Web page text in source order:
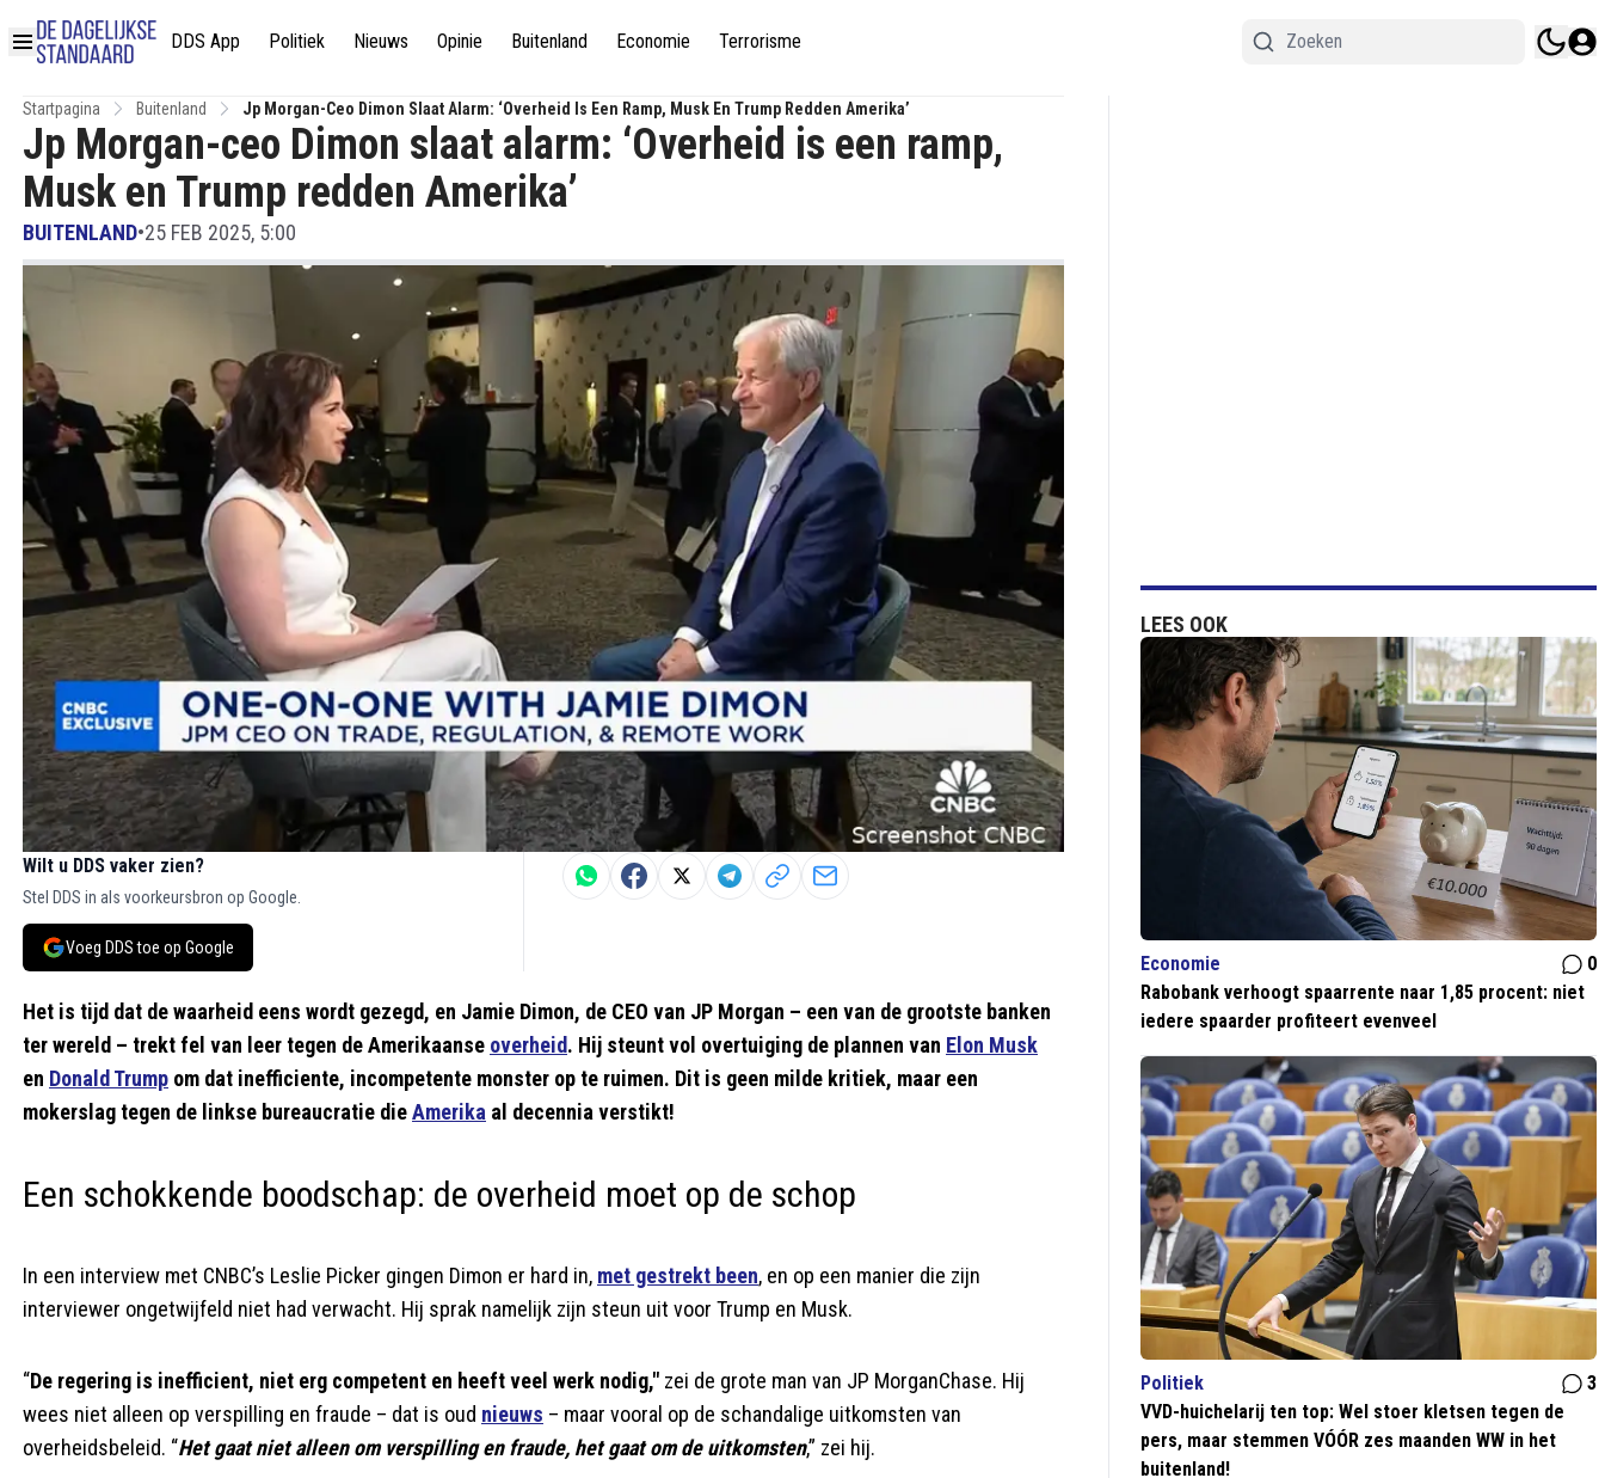
DDS App Politiek Nieuws Opinie Buitenland Economie Terrorisme
Startpagina Buitenland Jp Morgan-Ceo Dimon Slaat Alarm: ‘Overheid Is Een Ramp, Musk En Trump Redden Amerika’
Jp Morgan-ceo Dimon slaat alarm: ‘Overheid is een ramp,
Musk en Trump redden Amerika’
BUITENLAND•25 FEB 2025, 5:00
Wilt u DDS vaker zien?
Stel DDS in als voorkeursbron op Google.
Voeg DDS toe op Google
Het is tijd dat de waarheid eens wordt gezegd, en Jamie Dimon, de CEO van JP Morgan – een van de grootste banken
ter wereld – trekt fel van leer tegen de Amerikaanse overheid. Hij steunt vol overtuiging de plannen van Elon Musk
en Donald Trump om dat inefficiente, incompetente monster op te ruimen. Dit is geen milde kritiek, maar een
mokerslag tegen de linkse bureaucratie dieAmerika al decennia verstikt!
Een schokkende boodschap: de overheid moet op de schop
In een interview met CNBC’s Leslie Picker gingen Dimon er hard in, met gestrekt been, en op een manier die zijn
interviewer ongetwijfeld niet had verwacht. Hij sprak namelijk zijn steun uit voor Trump en Musk.
“De regering is inefficient, niet erg competent en heeft veel werk nodig," zei de grote man van JP MorganChase. Hij
wees niet alleen op verspilling en fraude – dat is oud nieuws – maar vooral op de schandalige uitkomsten van
overheidsbeleid. “Het gaat niet alleen om verspilling en fraude, het gaat om de uitkomsten,” zei hij.
LEES OOK
Economie
0
Rabobank verhoogt spaarrente naar 1,85 procent: niet
iedere spaarder profiteert evenveel
Politiek
3
VVD-huichelarij ten top: Wel stoer kletsen tegen de
pers, maar stemmen VÓÓR zes maanden WW in het
buitenland!